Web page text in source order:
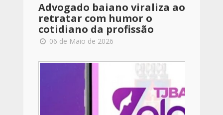
Advogado baiano viraliza ao
retratar com humor o
cotidiano da profissão
06 de Maio de 2026